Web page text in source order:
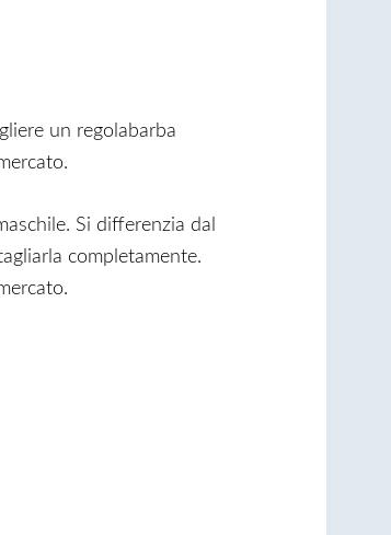
un regolabarba
Si differenzia dal
completamente.